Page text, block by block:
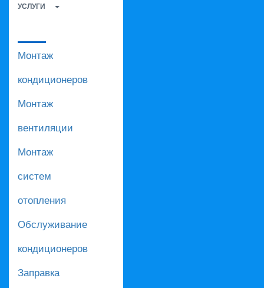
УСЛУГИ
Монтаж
кондиционеров
Монтаж
вентиляции
Монтаж
систем
отопления
Обслуживание
кондиционеров
Заправка